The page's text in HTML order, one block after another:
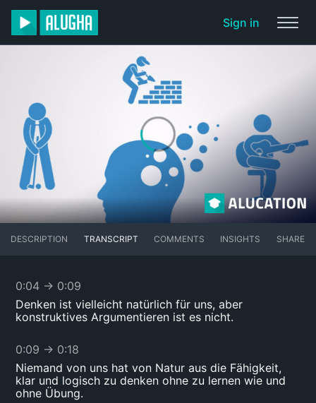
Sign in
DESCRIPTION TRANSCRIPT COMMENTS INSIGHTS SHARE
0:04 → 0:09
Denken ist vielleicht natürlich für uns, aber
konstruktives Argumentieren ist es nicht.
0:09 → 0:18
Niemand von uns hat von Natur aus die Fähigkeit,
klar und logisch zu denken ohne zu lernen wie und
ohne Übung.